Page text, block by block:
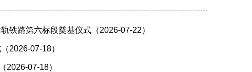
铁路第六标段奠基仪式（2026-07-22）
2026-07-18）
2026-07-18）